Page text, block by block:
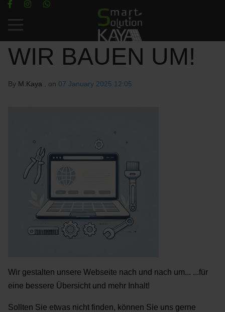
Mobile Menu Toggle
WIR BAUEN UM!
By M.Kaya , on 07 January 2025 12:05
Wir gestalten unsere Webseite nach und nach um... ...für
eine bessere Übersicht und mehr Inhalt!
Sollten Sie etwas nicht finden, können Sie uns gerne